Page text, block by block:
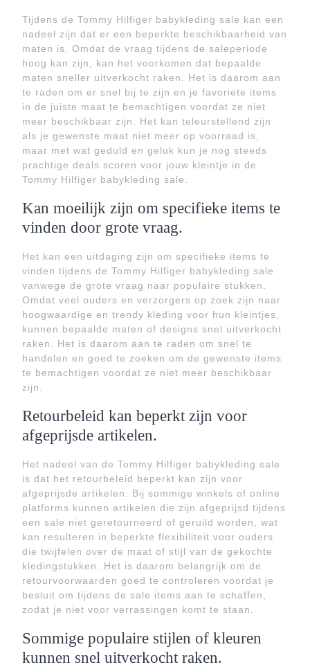
Tijdens de Tommy Hilfiger babykleding sale kan een
nadeel zijn dat er een beperkte beschikbaarheid van
maten is. Omdat de vraag tijdens de saleperiode
hoog kan zijn, kan het voorkomen dat bepaalde
maten sneller uitverkocht raken. Het is daarom aan
te raden om er snel bij te zijn en je favoriete items
in de juiste maat te bemachtigen voordat ze niet
meer beschikbaar zijn. Het kan teleurstellend zijn
als je gewenste maat niet meer op voorraad is,
maar met wat geduld en geluk kun je nog steeds
prachtige deals scoren voor jouw kleintje in de
Tommy Hilfiger babykleding sale.
Kan moeilijk zijn om specifieke items te
vinden door grote vraag.
Het kan een uitdaging zijn om specifieke items te
vinden tijdens de Tommy Hilfiger babykleding sale
vanwege de grote vraag naar populaire stukken.
Omdat veel ouders en verzorgers op zoek zijn naar
hoogwaardige en trendy kleding voor hun kleintjes,
kunnen bepaalde maten of designs snel uitverkocht
raken. Het is daarom aan te raden om snel te
handelen en goed te zoeken om de gewenste items
te bemachtigen voordat ze niet meer beschikbaar
zijn.
Retourbeleid kan beperkt zijn voor
afgeprijsde artikelen.
Het nadeel van de Tommy Hilfiger babykleding sale
is dat het retourbeleid beperkt kan zijn voor
afgeprijsde artikelen. Bij sommige winkels of online
platforms kunnen artikelen die zijn afgeprijsd tijdens
een sale niet geretourneerd of geruild worden, wat
kan resulteren in beperkte flexibiliteit voor ouders
die twijfelen over de maat of stijl van de gekochte
kledingstukken. Het is daarom belangrijk om de
retourvoorwaarden goed te controleren voordat je
besluit om tijdens de sale items aan te schaffen,
zodat je niet voor verrassingen komt te staan.
Sommige populaire stijlen of kleuren
kunnen snel uitverkocht raken.